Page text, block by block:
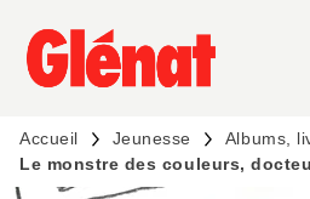
MENU RECHERCHE
PIED DE PAGE
Accueil Jeunesse
Albums,
Le monstre des couleurs,